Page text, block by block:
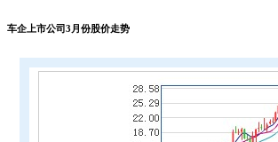
车企上市公司3月份股价走势